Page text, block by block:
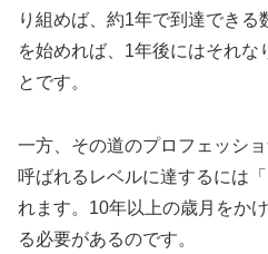
り組めば、約1年で到達でき
を始めれば、1年後にはそれな
とです。
一方、その道のプロフェッシ
呼ばれるレベルに達するには
れます。10年以上の歳月をか
る必要があるのです。